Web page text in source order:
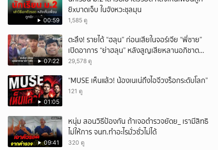
00:59
ยิxบาดเจ็บ ในจังหวะชุลมุน
1,585 ดู
07:22
ตะลึง! รายได้ “ฮลุน” ก่อนเสียในจอร์เจีย “พี่ชาย”
เปิดอาการ “ย่าฮลุน” หลังสูญเสียหลานอภิชาต
บุตร!
29,578 ดู
01:05
“MUSE เห็นแล้ว! น้องเนเน่ถึงไอจีวงร็อกระดับโลก”
121 ดู
09:41
หนุ่ม สอนวิธีป้องกัน ถ้าเจอตำรวจยัดย_ เรามีสิทธิ
ไม่ให้การ จนท.ทำอะไรมั่วซั่วไม่ได้
320 ดู